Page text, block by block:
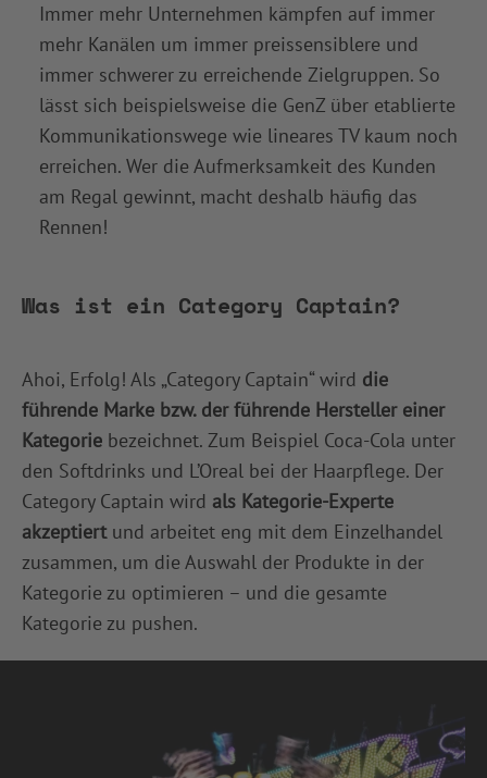
Immer mehr Unternehmen kämpfen auf immer
mehr Kanälen um immer preissensiblere und
immer schwerer zu erreichende Zielgruppen. So
lässt sich beispielsweise die GenZ über etablierte
Kommunikationswege wie lineares TV kaum noch
erreichen. Wer die Aufmerksamkeit des Kunden
am Regal gewinnt, macht deshalb häufig das
Rennen!
Was ist ein Category Captain?
Ahoi, Erfolg! Als „Category Captain“ wird die
führende Marke bzw. der führende Hersteller einer
Kategorie bezeichnet. Zum Beispiel Coca-Cola unter
den Softdrinks und L’Oreal bei der Haarpflege. Der
Category Captain wird als Kategorie-Experte
akzeptiertund arbeitet eng mit dem Einzelhandel
zusammen, um die Auswahl der Produkte in der
Kategorie zu optimieren – und die gesamte
Kategorie zu pushen.